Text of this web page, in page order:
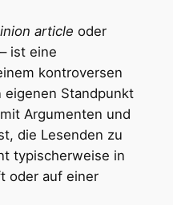
article oder
ist eine
kontroversen
eigenen Standpunkt
Argumenten und
die Lesenden zu
typischerweise in
oder auf einer